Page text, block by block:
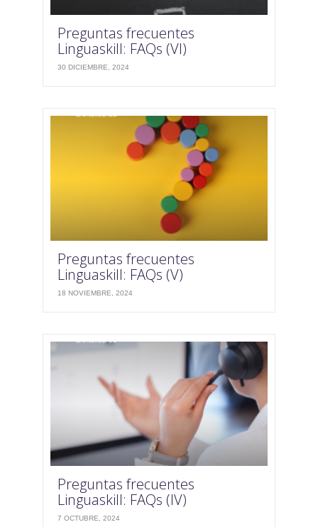
Preguntas frecuentes
Linguaskill: FAQs (VI)
30 DICIEMBRE, 2024
Preguntas frecuentes
Linguaskill: FAQs (V)
18 NOVIEMBRE, 2024
Preguntas frecuentes
Linguaskill: FAQs (IV)
7 OCTUBRE, 2024